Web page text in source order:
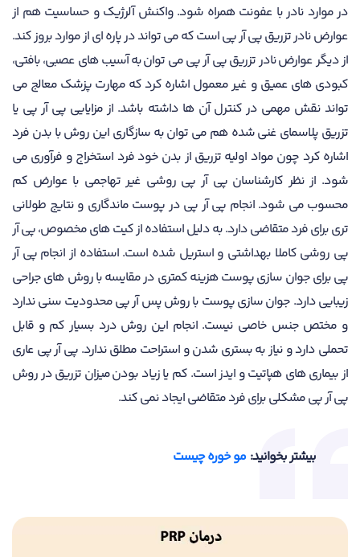
در موارد نادر با عفونت همراه شود. واکنش آلرژیک و حساسیت هم از
عوارض نادر تزریق پی آر پی است که می تواند در پاره ای از موارد بروز کند.
از دیگر عوارض نادر تزریق پی آر پی می توان به آسیب های عصبی، بافتی،
کبودی های عمیق و غیر معمول اشاره کرد که مهارت پزشک معالج می
تواند نقش مهمی در کنترل آن ها داشته باشد. از مزایایی پی آر پی یا
تزریق پلاسمای غنی شده هم می توان به سازگاری این روش با بدن فرد
اشاره کرد چون مواد اولیه تزریق از بدن خود فرد استخراج و فرآوری می
شود. از نظر کارشناسان پی آر پی روشی غیر تهاجمی با عوارض کم
محسوب می شود. انجام پی آر پی در پوست ماندگاری و نتایج طولانی
تری برای فرد متقاضی دارد. به دلیل استفاده از کیت های مخصوص، پی آر
پی روشی کاملا بهداشتی و استریل شده است. استفاده از انجام پی آر
پی برای جوان سازی پوست هزینه کمتری در مقایسه با روش های جراحی
زیبایی دارد. جوان سازی پوست با روش پس آر پی محدودیت سنی ندارد
و مختص جنس خاصی نیست. انجام این روش درد بسیار کم و قابل
تحملی دارد و نیاز به بستری شدن و استراحت مطلق ندارد. پی آر پی عاری
از بیماری های هپاتیت و ایدز است. کم یا زیاد بودن میزان تزریق در روش
پی آر پی مشکلی برای فرد متقاضی ایجاد نمی کند.
بیشتر بخوانید: مو خوره چیست